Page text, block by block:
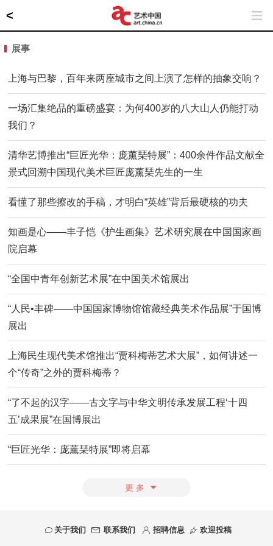
<
展事
上海与巴黎，百年来两座城市之间上演了怎样的抽象交响？
一场汇集绝品的重磅盛宴：为何400岁的八大山人仍能打动
我们？
清华艺博推出“巨匠光华：庞薰琹特展”：400余件作品文献全
景式回溯中国现代美术巨匠庞薰琹先生的一生
看懂了那些擦改的手稿，才明白“英雄”背后最硬核的功夫
知画是心——丰子恺《护生画集》艺术研究展在中国国家画
院启幕
“全国中青年创新艺术展”在中国美术馆展出
“人民•丰碑——中国国家博物馆馆藏经典美术作品展”于国博
展出
上海民生现代美术馆推出“贾科梅蒂艺术大展”，如何讲述一
个“传奇”之外的贾科梅蒂？
“了不起的汉字——古文字与中华文明传承发展工程‘十四
五’成果展”在国博展出
“巨匠光华：庞薰琹特展”即将启幕
关于我们 联系我们 招聘信息 欢迎投稿